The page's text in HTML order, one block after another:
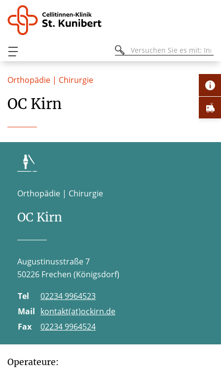
Orthopädie | Chirurgie
OC Kirn
Orthopädie | Chirurgie
OC Kirn
Augustinusstraße 7
50226 Frechen (Königsdorf)
Tel
02234 9964523
Mail kontakt(at)ockirn.de
Fax
02234 9964524
Operateure: